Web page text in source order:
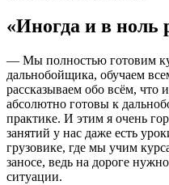
«Иногда и в ноль
— Мы полностью готовим
дальнобойщика, обучаем
рассказываем обо всём,
абсолютно готовы к
практике. И этим я очень
занятий у нас даже есть
грузовике, где мы учим
заносе, ведь на дороге
ситуации.